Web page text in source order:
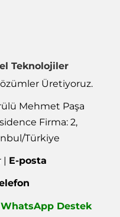
Teknolojiler
Üretiyoruz.
Mehmet Paşa
Firma: 2,
Türkiye
| E-posta
WhatsApp Destek